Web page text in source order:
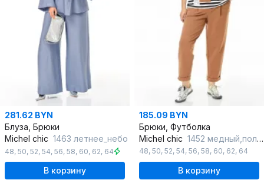
281.62 BYN
Блуза, Брюки
Michel chic 1463 летнее_небо
48, 50, 52, 54, 56, 58, 60, 62, 64
В корзину
185.09 BYN
Брюки, Футболка
Michel chic 1452 медный,полоска
48, 50, 52, 54, 56, 58, 60, 62, 64
В корзину